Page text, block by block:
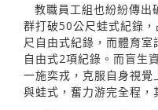
教職員工組也紛紛傳出
群打破50公尺蛙式紀錄
尺自由式紀錄，而體育室
自由式2項紀錄。而盲生
一施奕戎，克服自身視
與蛙式，奮力游完全程，